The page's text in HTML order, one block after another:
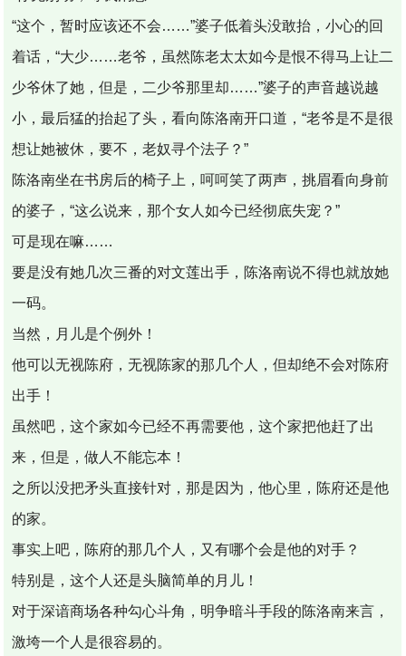
“这个，暂时应该还不会……”婆子低着头没敢抬，小心的回
着话，“大少……老爷，虽然陈老太太如今是恨不得马上让二
少爷休了她，但是，二少爷那里却……”婆子的声音越说越
小，最后猛的抬起了头，看向陈洛南开口道，“老爷是不是很
想让她被休，要不，老奴寻个法子？”
陈洛南坐在书房后的椅子上，呵呵笑了两声，挑眉看向身前
的婆子，“这么说来，那个女人如今已经彻底失宠？”
可是现在嘛……
要是没有她几次三番的对文莲出手，陈洛南说不得也就放她
一码。
当然，月儿是个例外！
他可以无视陈府，无视陈家的那几个人，但却绝不会对陈府
出手！
虽然吧，这个家如今已经不再需要他，这个家把他赶了出
来，但是，做人不能忘本！
之所以没把矛头直接针对，那是因为，他心里，陈府还是他
的家。
事实上吧，陈府的那几个人，又有哪个会是他的对手？
特别是，这个人还是头脑简单的月儿！
对于深谙商场各种勾心斗角，明争暗斗手段的陈洛南来言，
激垮一个人是很容易的。